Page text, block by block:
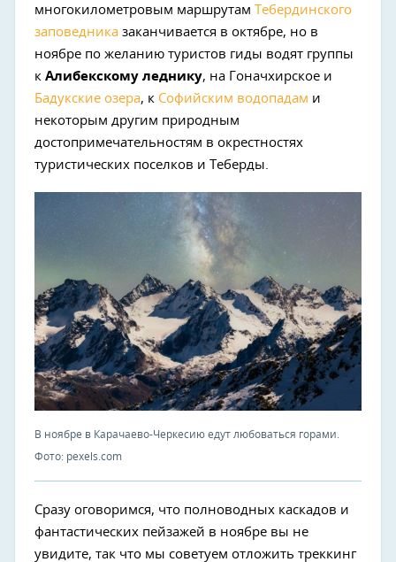
многокилометровым маршрутам
Тебердинского
заповедника заканчивается в октябре, но в
ноябре по желанию туристов гиды водят группы
к Алибекскому леднику, на Гоначхирское и
Бадукские озера, к Софийским водопадам и
некоторым другим природным
достопримечательностям в окрестностях
туристических поселков и Теберды.
В ноябре в Карачаево-Черкесию едут любоваться горами.
Фото: pexels.com
Сразу оговоримся, что полноводных каскадов и
фантастических пейзажей в ноябре вы не
увидите, так что мы советуем отложить треккинг